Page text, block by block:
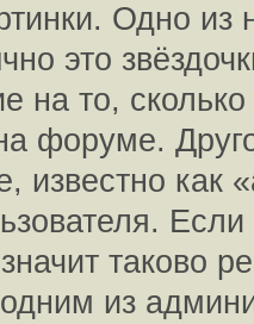
Одно из
это
на то,
форуме.
известно как
таково
из